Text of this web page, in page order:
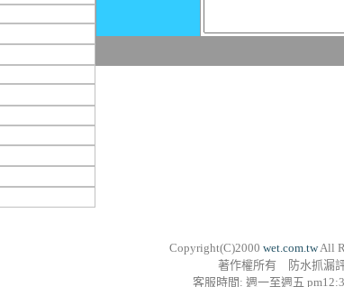
Copyright(C)2000 wet.com.twAll
著作權所有 防水抓漏
客服時間: 週一至週五